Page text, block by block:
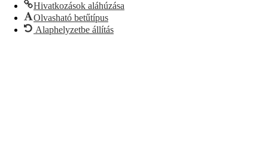
Hivatkozások aláhúzása
Olvasható betűtípus
Alaphelyzetbe állítás